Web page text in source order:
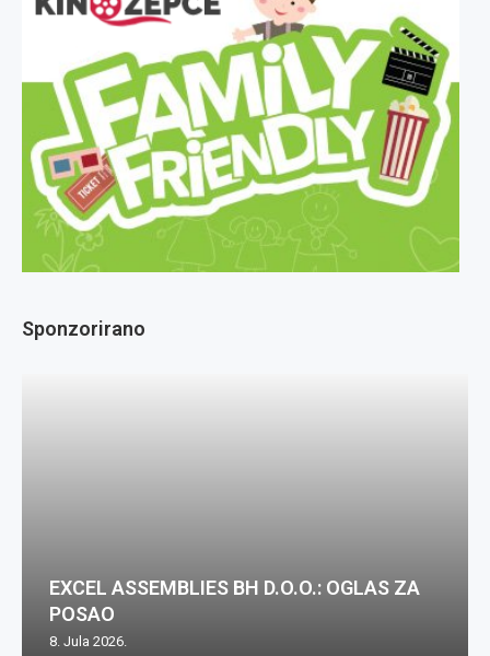
Sponzorirano
EXCEL ASSEMBLIES BH D.O.O.: OGLAS ZA
POSAO
8. Jula 2026.